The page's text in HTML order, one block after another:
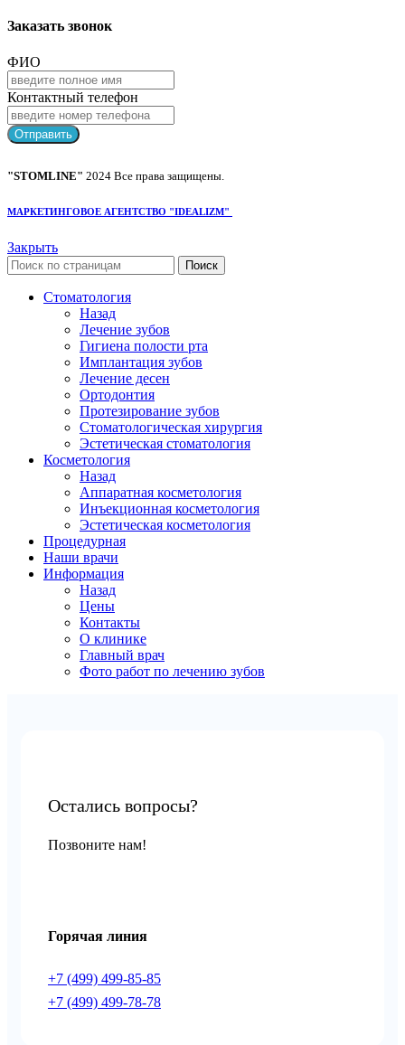
Заказать звонок
ФИО
Контактный телефон
Отправить
"STOMLINE" 2024 Все права защищены.
МАРКЕТИНГОВОЕ АГЕНТСТВО "IDEALIZM"
Закрыть
Поиск
Стоматология
Назад
Лечение зубов
Гигиена полости рта
Имплантация зубов
Лечение десен
Ортодонтия
Протезирование зубов
Стоматологическая хирургия
Эстетическая стоматология
Косметология
Назад
Аппаратная косметология
Инъекционная косметология
Эстетическая косметология
Процедурная
Наши врачи
Информация
Назад
Цены
Контакты
О клинике
Главный врач
Фото работ по лечению зубов
Остались вопросы?
Позвоните нам!
Горячая линия
+7 (499) 499-85-85
+7 (499) 499-78-78